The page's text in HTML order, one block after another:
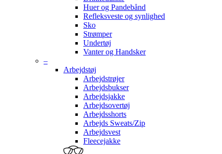
Huer og Pandebånd
Refleksveste og synlighed
Sko
Strømper
Undertøj
Vanter og Handsker
–
Arbejdstøj
Arbejdstrøjer
Arbejdsbukser
Arbejdsjakke
Arbejdsovertøj
Arbejdsshorts
Arbejds Sweats/Zip
Arbejdsvest
Fleecejakke